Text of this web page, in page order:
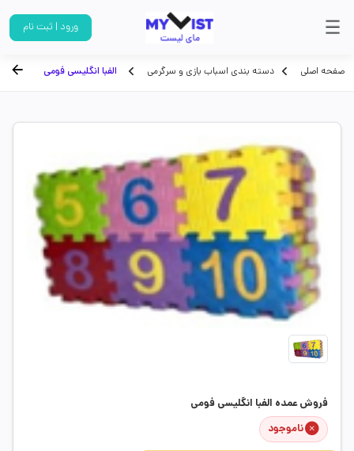
ورود | ثبت نام
صفحه اصلی دسته بندی اسباب بازی و سرگرمی الفبا انگلیسی فومی
فروش عمده الفبا انگلیسی فومی
ناموجود